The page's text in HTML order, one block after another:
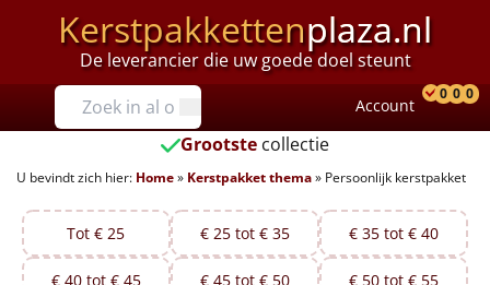
Kerstpakkettenplaza.nl
De leverancier die uw goede doel steunt
Prijzen
Tot €25
€25 tot €35
€35 tot €40
Account
0 0 0
Grootste collectie
U bevindt zich hier: Home» Kerstpakket thema» Persoonlijk kerstpakket
Tot € 25 € 25 tot € 35 € 35 tot € 40
€ 40 tot € 45 € 45 tot € 50 € 50 tot € 55